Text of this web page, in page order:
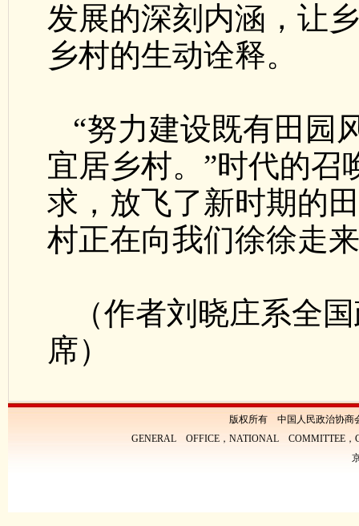
发展的深刻内涵，让
乡村的生动诠释。
“努力建设既有田园
宜居乡村。”时代的召
求，放飞了新时期的
村正在向我们徐徐走
（作者刘晓庄系全
席）
版权所有 中国人民政治协商
GENERAL OFFICE，NATIONAL COMMITTEE，